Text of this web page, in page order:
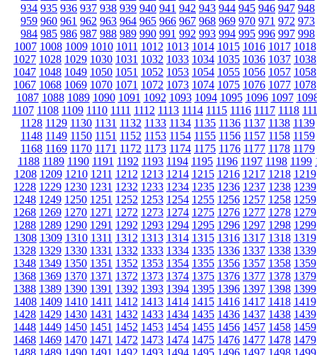
934 935 936 937 938 939 940 941 942 943 944 945 946 947 948
959 960 961 962 963 964 965 966 967 968 969 970 971 972 973
984 985 986 987 988 989 990 991 992 993 994 995 996 997 998
1007 1008 1009 1010 1011 1012 1013 1014 1015 1016 1017 1018
1027 1028 1029 1030 1031 1032 1033 1034 1035 1036 1037 1038
1047 1048 1049 1050 1051 1052 1053 1054 1055 1056 1057 1058
1067 1068 1069 1070 1071 1072 1073 1074 1075 1076 1077 1078
1087 1088 1089 1090 1091 1092 1093 1094 1095 1096 1097
1107 1108 1109 1110 1111 1112 1113 1114 1115 1116 1117 1118
1128 1129 1130 1131 1132 1133 1134 1135 1136 1137 1138 1139
1148 1149 1150 1151 1152 1153 1154 1155 1156 1157 1158 1159
1168 1169 1170 1171 1172 1173 1174 1175 1176 1177 1178 1179
1188 1189 1190 1191 1192 1193 1194 1195 1196 1197 1198 1199
1208 1209 1210 1211 1212 1213 1214 1215 1216 1217 1218 1219
1228 1229 1230 1231 1232 1233 1234 1235 1236 1237 1238 1239
1248 1249 1250 1251 1252 1253 1254 1255 1256 1257 1258 1259
1268 1269 1270 1271 1272 1273 1274 1275 1276 1277 1278 1279
1288 1289 1290 1291 1292 1293 1294 1295 1296 1297 1298 1299
1308 1309 1310 1311 1312 1313 1314 1315 1316 1317 1318 1319
1328 1329 1330 1331 1332 1333 1334 1335 1336 1337 1338 1339
1348 1349 1350 1351 1352 1353 1354 1355 1356 1357 1358 1359
1368 1369 1370 1371 1372 1373 1374 1375 1376 1377 1378 1379
1388 1389 1390 1391 1392 1393 1394 1395 1396 1397 1398 1399
1408 1409 1410 1411 1412 1413 1414 1415 1416 1417 1418 1419
1428 1429 1430 1431 1432 1433 1434 1435 1436 1437 1438 1439
1448 1449 1450 1451 1452 1453 1454 1455 1456 1457 1458 1459
1468 1469 1470 1471 1472 1473 1474 1475 1476 1477 1478 1479
1488 1489 1490 1491 1492 1493 1494 1495 1496 1497 1498 1499